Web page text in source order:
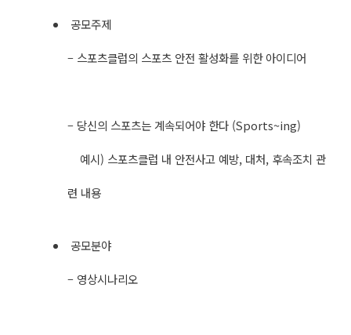
​ 공모주제
– 스포츠클럽의 스포츠 안전 활성화를 위한 아이디어
– 당신의 스포츠는 계속되어야 한다 (Sports~ing)
예시) 스포츠클럽 내 안전사고 예방, 대처, 후속조치 관
련 내용
​ 공모분야
– 영상시나리오